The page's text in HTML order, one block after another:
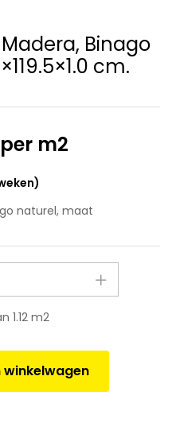
Binago
cm.
per m2
naturel, maat
1.12 m2
winkelwagen